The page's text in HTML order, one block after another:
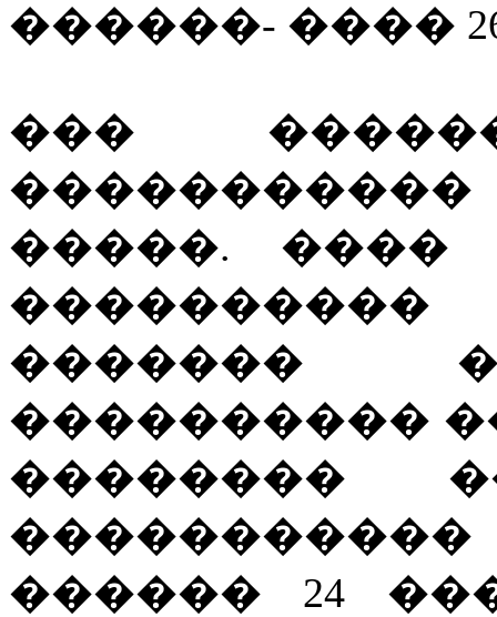
������- ����
���
�����. ����
�������
����������
��������
������ 24